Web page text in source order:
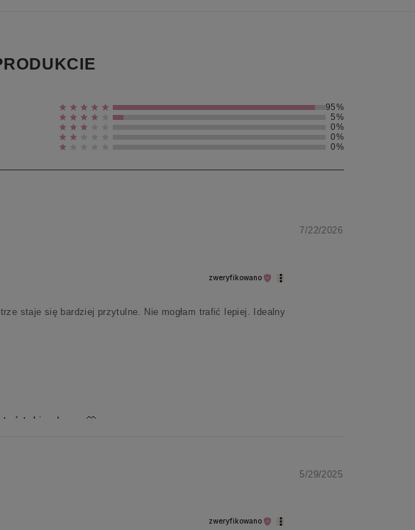
95%
5%
0%
0%
0%
takie słowa 🤍
zweryfikowano
staje się bardziej przytulne. Nie mogłam trafić lepiej. Idealny
7/22/2026
zweryfikowano
5/29/2025